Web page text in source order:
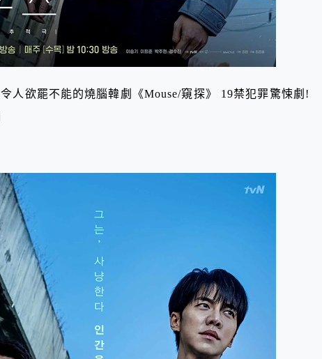
令人欲罷不能的燒腦韓劇《Mouse/窺探》 19禁犯罪驚悚劇!